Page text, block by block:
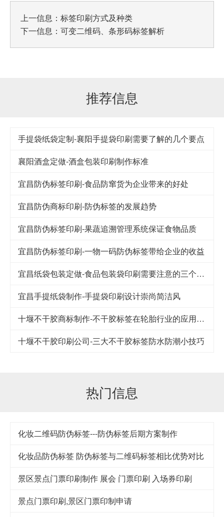
上一信息： 标签印刷方式及种类
下一信息： 可变二维码、条形码标签解析
推荐信息
手提袋纸袋定制-襄阳手提袋印刷需要了解的几个要点
襄阳酒盒定做-酒盒包装印刷制作标准
宜昌防伪标签印刷-食品防窜货为企业带来的好处
宜昌防伪商标印刷-防伪标签的发展趋势
宜昌防伪标签印刷-果蔬追溯管理系统保证食物品质
宜昌防伪标签印刷-一物一码防伪标签带给企业的收益
宜昌纸袋包装定做-食品包装袋印刷需要注意的三个细节
宜昌手提纸袋制作-手提袋印刷设计崇尚简洁风
十堰不干胶商标制作-不干胶标签在轮胎行业的应用及其发展
十堰不干胶印刷公司-​三大不干胶标签防水防潮小技巧
热门信息
化妆二维码防伪标签---防伪标签后期方案制作
化妆品防伪标签 防伪标签与二维码标签相比优势对比
景区景点门票印刷制作 展会 门票印刷 入场券印刷
景点门票印刷,景区门票印制申请